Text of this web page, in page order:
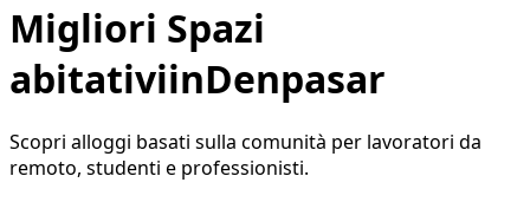
Migliori Spazi
abitativiinDenpasar
Scopri alloggi basati sulla comunità per lavoratori da
remoto, studenti e professionisti.